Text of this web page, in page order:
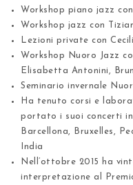
Workshop piano jazz
Workshop jazz con
Lezioni private con
Workshop Nuoro Jazz
Elisabetta Antonini,
Seminario invernale
Ha tenuto corsi e
portato i suoi concerti
Barcellona, Bruxelles,
India
Nell’ottobre 2015 ha
interpretazione al